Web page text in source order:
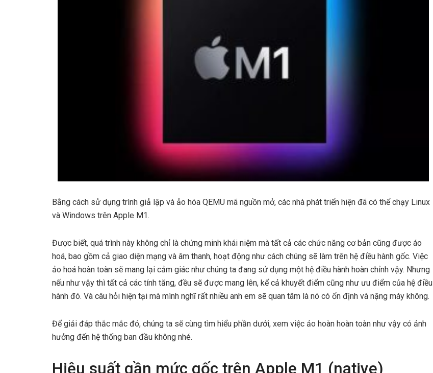
Bằng cách sử dụng trình giả lập và ảo hóa QEMU mã nguồn mở, các nhà phát triển hiện đã có thể chạy Linux
và Windows trên Apple M1.
Được biết, quá trình này không chỉ là chứng minh khái niệm mà tất cả các chức năng cơ bản cũng được áo
hoá, bao gồm cả giao diện mạng và âm thanh, hoạt động như cách chúng sẽ làm trên hệ điều hành gốc. Việc
ảo hoá hoàn toàn sẽ mang lại cảm giác như chúng ta đang sử dụng một hệ điều hành hoàn chỉnh vậy. Nhưng
nếu như vậy thì tất cả các tính tăng, đều sẽ được mang lên, kể cả khuyết điểm cũng như ưu điểm của hệ điều
hành đó. Và câu hỏi hiện tại mà mình nghĩ rất nhiều anh em sẽ quan tâm là nó có ổn định và nặng máy không.
Để giải đáp thắc mắc đó, chúng ta sẽ cùng tìm hiểu phần dưới, xem việc ảo hoàn hoàn toàn như vậy có ảnh
hưởng đến hệ thống ban đầu không nhé.
Hiệu suất gần mức gốc trên Apple M1 (native)